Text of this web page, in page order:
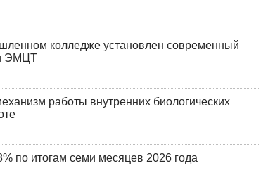
колледже установлен современный
ЭМЦТ
работы внутренних биологических
по итогам семи месяцев 2026 года